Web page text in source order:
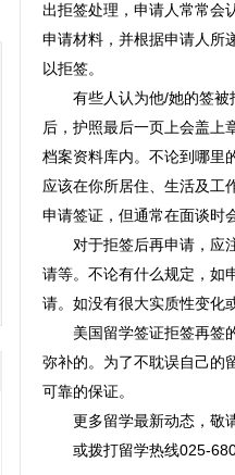
出拒签处理，申请人常常会
申请材料，并根据申请人所
以拒签。
有些人认为他/她的签
后，护照最后一页上会盖上
档案资料库内。不论到哪里
应该在你所居住、生活及工
申请签证，但通常在面谈时
对于拒签后再申请，应
请等。不论有什么规定，如
请。如没有很大实质性
美国留学签证拒签再签
弥补的。为了不耽误自己的
可靠的保证。
更多留学最新动态，敬
或拨打留学热线025-